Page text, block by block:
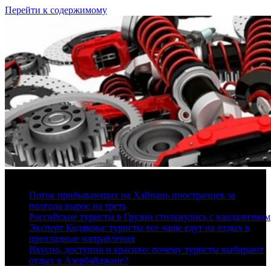
Перейти к содержимому
Поток прибывающих на Хайнань иностранцев за
полгода вырос на треть
Российские туристы в Грузии столкнулись с вандализмом
Эксперт Кодякова: туристы все чаще едут на отдых в
прохладные направления
Вкусно, доступно и красиво: почему туристы выбирают
отдых в Азербайджане?